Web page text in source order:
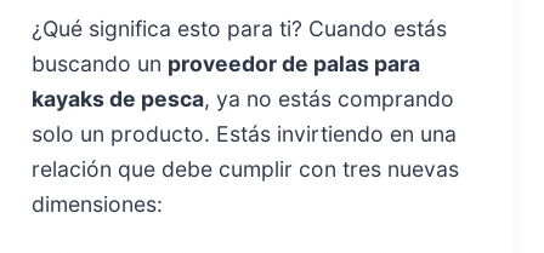
¿Qué significa esto para ti? Cuando estás
buscando un proveedor de palas para
kayaks de pesca, ya no estás comprando
solo un producto. Estás invirtiendo en una
relación que debe cumplir con tres nuevas
dimensiones: